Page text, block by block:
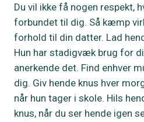
Du vil ikke få nogen respekt,
forbundet til dig. Så kæmp
forhold til din datter. Lad
Hun har stadigvæk brug for
anerkende det. Find enhver
dig. Giv hende knus hver
når hun tager i skole. Hils
knus, når du ser hende igen